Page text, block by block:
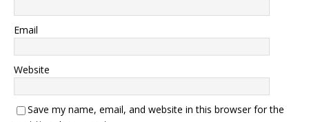
Email
Website
Save my name, email, and website in this browser for the